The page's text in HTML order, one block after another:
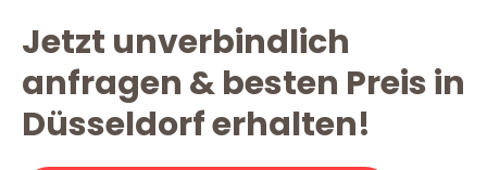
Jetzt unverbindlich
anfragen & besten Preis in
Düsseldorf erhalten!